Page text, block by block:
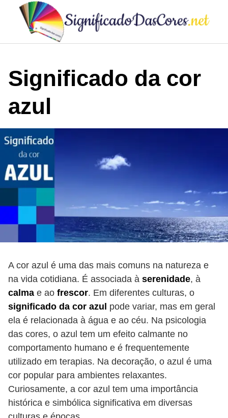
Significado da cor
azul
A cor azul é uma das mais comuns na natureza e
na vida cotidiana. É associada à serenidade, à
calma e ao frescor. Em diferentes culturas, o
significado da cor azul pode variar, mas em geral
ela é relacionada à água e ao céu. Na psicologia
das cores, o azul tem um efeito calmante no
comportamento humano e é frequentemente
utilizado em terapias. Na decoração, o azul é uma
cor popular para ambientes relaxantes.
Curiosamente, a cor azul tem uma importância
histórica e simbólica significativa em diversas